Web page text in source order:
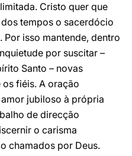
Cristo quer que
tempos o sacerdócio
isso mantende, dentro
por suscitar –
Santo – novas
fiéis. A oração
jubiloso à própria
de direcção
o carisma
chamados por Deus.